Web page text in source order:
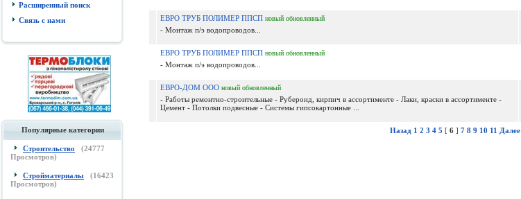
Расширенный поиск
Связь с нами
Популярные категории
Строительство (24777
Просмотров)
Стройматериалы (16423
Просмотров)
ЕВРО ТРУБ ПОЛИМЕР ППСП новый обновленный
- Монтаж п/э водопроводов...
ЕВРО ТРУБ ПОЛИМЕР ППСП новый обновленный
- Монтаж п/э водопроводов...
ЕВРО-ДОМ ООО новый обновленный
- Работы ремонтно-строительные - Рубероид, кирпич в ассортименте - Лаки, краски в ассортименте -
Цемент - Потолки подвесные - Системы гипсокартонные ...
Назад 1 2 3 4 5 [ 6] 7 8 9 10 11 Далее